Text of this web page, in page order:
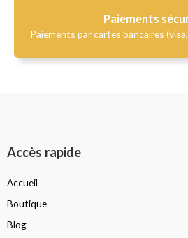
Paiements
Paiements par cartes bancaires
Accès rapide
Accueil
Boutique
Blog